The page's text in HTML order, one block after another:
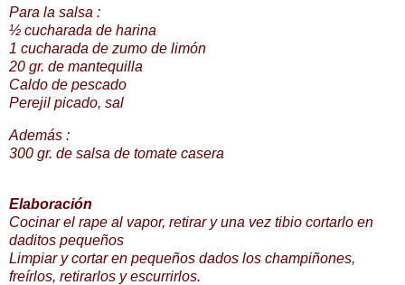
Para la salsa :
½ cucharada de harina
1 cucharada de zumo de limón
20 gr. de mantequilla
Caldo de pescado
Perejil picado, sal
Además :
300 gr. de salsa de tomate casera
Elaboración
Cocinar el rape al vapor, retirar y una vez tibio cortarlo en
daditos pequeños
Limpiar y cortar en pequeños dados los champiñones,
freírlos, retirarlos yescurrirlos.